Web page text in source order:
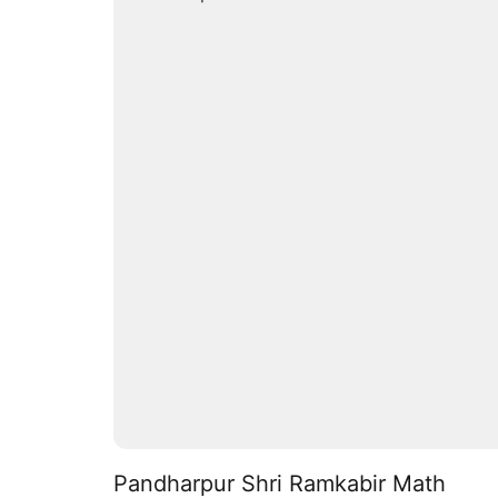
Pandharpur Shri Ramkabir Math